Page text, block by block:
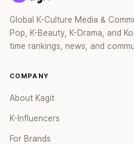
Global K-Culture Media &
Pop, K-Beauty, K-Drama, and
time rankings, news, and
COMPANY
About Kagit
K-Influencers
For Brands